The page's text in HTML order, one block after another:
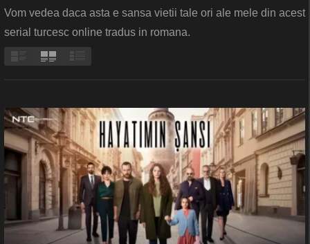
Vom vedea daca asta e sansa vietii tale ori ale mele din acest
serial turcesc online tradus in romana.